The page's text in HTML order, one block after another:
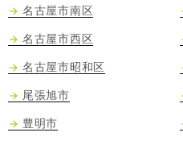
名古屋市南区
名古屋市西区
名古屋市昭和区
尾張旭市
豊明市